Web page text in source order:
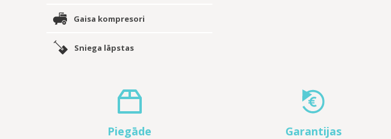
Gaisa kompresori
Sniega lāpstas
Piegāde Garantijas